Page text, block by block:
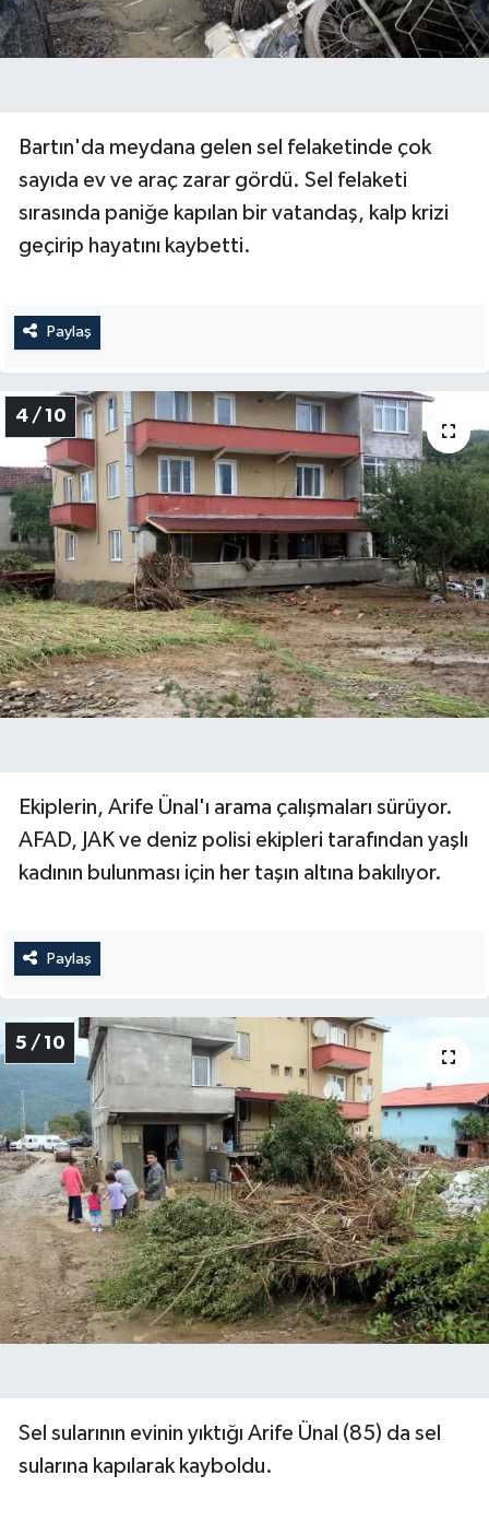
Bartın'da meydana gelen sel felaketinde çok
sayıda ev ve araç zarar gördü. Sel felaketi
sırasında paniğe kapılan bir vatandaş, kalp krizi
geçirip hayatını kaybetti.
Paylaş
4 / 10
Ekiplerin, Arife Ünal'ı arama çalışmaları sürüyor.
AFAD, JAK ve deniz polisi ekipleri tarafından yaşlı
kadının bulunması için her taşın altına bakılıyor.
Paylaş
5 / 10
Sel sularının evinin yıktığı Arife Ünal (85) da sel
sularına kapılarak kayboldu.